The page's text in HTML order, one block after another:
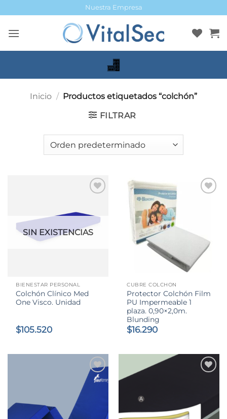
al
contenido
Nuestra Empresa
Inicio / Productos etiquetados “colchón”
FILTRAR
SIN EXISTENCIAS
BIENESTAR PERSONAL
Colchón Clínico Med
One Visco. Unidad
$105.520
CUBRE COLCHON
Protector Colchón Film
PU Impermeable 1
plaza. 0,90×2,0m.
Blunding
$16.290